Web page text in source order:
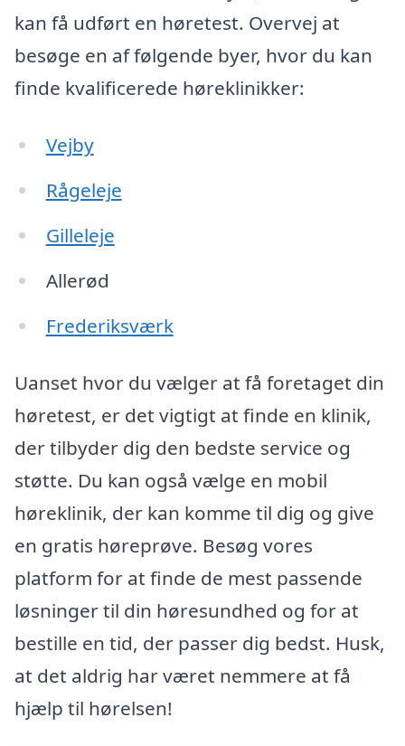
kan få udført en høretest. Overvej at
besøge en af følgende byer, hvor du kan
finde kvalificerede høreklinikker:
Vejby
Rågeleje
Gilleleje
Allerød
Frederiksværk
Uanset hvor du vælger at få foretaget din
høretest, er det vigtigt at finde en klinik,
der tilbyder dig den bedste service og
støtte. Du kan også vælge en mobil
høreklinik, der kan komme til dig og give
en gratis høreprøve. Besøg vores
platform for at finde de mest passende
løsninger til din høresundhed og for at
bestille en tid, der passer dig bedst. Husk,
at det aldrig har været nemmere at få
hjælp til hørelsen!